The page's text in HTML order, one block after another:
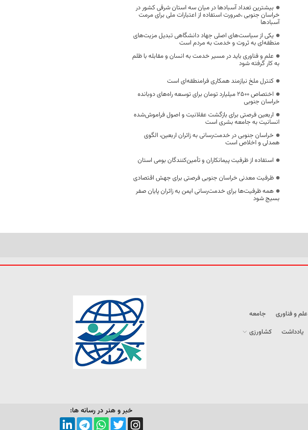
بیشترین تعداد آسبادها در میان سه استان شرقی کشور در
خراسان جنوبی ،ضرورت استفاده از اعتبارات ملی برای مرمت
آسبادها
یکی از سیاست‌های اصلی جهاد دانشگاهی تبدیل مزیت‌های
منطقه‌ای به ثروت و خدمت به مردم است
علم و فناوری باید در مسیر خدمت به انسان و مقابله با ظلم
به کار گرفته شود
کنترل ملخ نیازمند همکاری فرامنطقه‌ای است
اختصاص 2500 میلیارد تومان برای توسعه راه‌های دوبانده
خراسان جنوبی
اربعین فرصتی برای بازگشت عقلانیت و اصول فراموش‌شده
انسانیت به جامعه بشری است
خراسان جنوبی در خدمت‌رسانی به زائران اربعین، الگوی
همدلی و اخلاص است
استفاده از ظرفیت پیمانکاران و تأمین‌کنندگان بومی استان
ظرفیت معدنی خراسان جنوبی فرصتی برای جهش اقتصادی
همه ظرفیت‌ها برای خدمت‌رسانی ایمن به زائران پایان صفر
بسیج شود
علم و فناوری
جامعه
یادداشت
کشاورزی
خبر و هنر در رسانه ها: